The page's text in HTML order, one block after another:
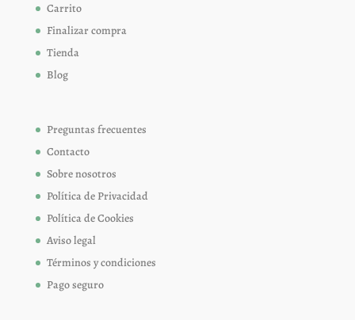
Carrito
Finalizar compra
Tienda
Blog
Preguntas frecuentes
Contacto
Sobre nosotros
Política de Privacidad
Política de Cookies
Aviso legal
Términos y condiciones
Pago seguro